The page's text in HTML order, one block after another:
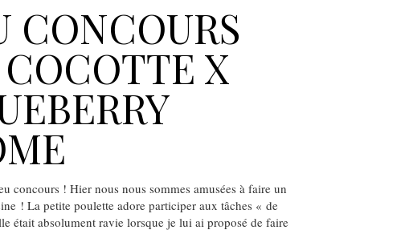
CONCOURS
X
concours ! Hier nous nous sommes amusées à faire un
! La petite poulette adore participer aux tâches « de
était absolument ravie lorsque je lui ai proposé de faire